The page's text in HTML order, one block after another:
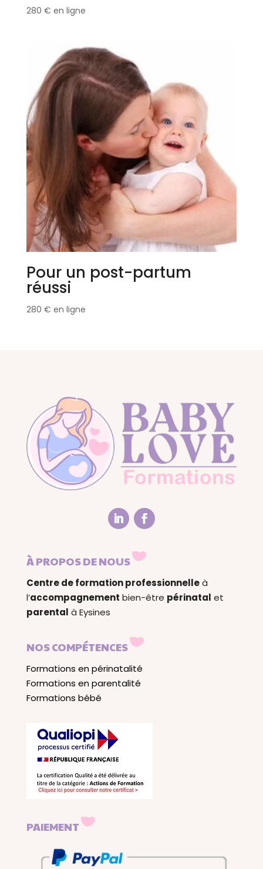
280 € en ligne
Pour un post-partum
réussi
280 € en ligne
À PROPOS DE NOUS
Centre de formation professionnelleà
l’accompagnement bien-être périnatal et
parental à Eysines
NOS COMPÉTENCES
Formations en périnatalité
Formations en parentalité
Formations bébé
PAIEMENT